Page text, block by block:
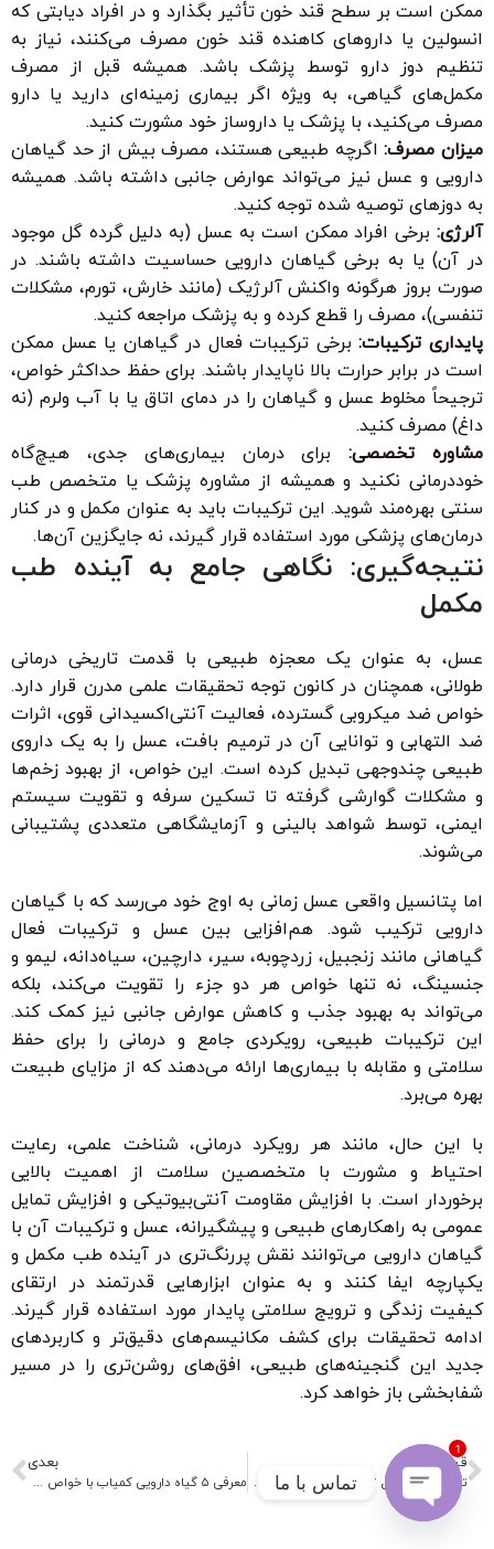
ممکن است بر سطح قند خون تأثیر بگذارد و در افراد دیابتی که
انسولین یا داروهای کاهنده قند خون مصرف می‌کنند، نیاز به
تنظیم دوز دارو توسط پزشک باشد. همیشه قبل از مصرف
مکمل‌های گیاهی، به ویژه اگر بیماری زمینه‌ای دارید یا دارو
مصرف می‌کنید، با پزشک یا داروساز خود مشورت کنید.
میزان مصرف:اگرچه طبیعی هستند، مصرف بیش از حد گیاهان
دارویی و عسل نیز می‌تواند عوارض جانبی داشته باشد. همیشه
به دوزهای توصیه شده توجه کنید.
آلرژی: برخی افراد ممکن است به عسل (به دلیل گرده گل موجود
در آن) یا به برخی گیاهان دارویی حساسیت داشته باشند. در
صورت بروز هرگونه واکنش آلرژیک (مانند خارش، تورم، مشکلات
تنفسی)، مصرف را قطع کرده و به پزشک مراجعه کنید.
پایداری ترکیبات:برخی ترکیبات فعال در گیاهان یا عسل ممکن
است در برابر حرارت بالا ناپایدار باشند. برای حفظ حداکثر خواص،
ترجیحاً مخلوط عسل و گیاهان را در دمای اتاق یا با آب ولرم (نه
داغ) مصرف کنید.
مشاوره تخصصی:برای درمان بیماری‌های جدی، هیچ‌گاه
خوددرمانی نکنید و همیشه از مشاوره پزشک یا متخصص طب
سنتی بهره‌مند شوید. این ترکیبات باید به عنوان مکمل و در کنار
درمان‌های پزشکی مورد استفاده قرار گیرند، نه جایگزین آن‌ها.
نتیجه‌گیری: نگاهی جامع به آینده طب
مکمل
عسل، به عنوان یک معجزه طبیعی با قدمت تاریخی درمانی
طولانی، همچنان در کانون توجه تحقیقات علمی مدرن قرار دارد.
خواص ضد میکروبی گسترده، فعالیت آنتی‌اکسیدانی قوی، اثرات
ضد التهابی و توانایی آن در ترمیم بافت، عسل را به یک داروی
طبیعی چندوجهی تبدیل کرده است. این خواص، از بهبود زخم‌ها
و مشکلات گوارشی گرفته تا تسکین سرفه و تقویت سیستم
ایمنی، توسط شواهد بالینی و آزمایشگاهی متعددی پشتیبانی
می‌شوند.
اما پتانسیل واقعی عسل زمانی به اوج خود می‌رسد که با گیاهان
دارویی ترکیب شود. هم‌افزایی بین عسل و ترکیبات فعال
گیاهانی مانند زنجبیل، زردچوبه، سیر، دارچین، سیاه‌دانه، لیمو و
جنسینگ، نه تنها خواص هر دو جزء را تقویت می‌کند، بلکه
می‌تواند به بهبود جذب و کاهش عوارض جانبی نیز کمک کند.
این ترکیبات طبیعی، رویکردی جامع و درمانی را برای حفظ
سلامتی و مقابله با بیماری‌ها ارائه می‌دهند که از مزایای طبیعت
بهره می‌برد.
با این حال، مانند هر رویکرد درمانی، شناخت علمی، رعایت
احتیاط و مشورت با متخصصین سلامت از اهمیت بالایی
برخوردار است. با افزایش مقاومت آنتی‌بیوتیکی و افزایش تمایل
عمومی به راهکارهای طبیعی و پیشگیرانه، عسل و ترکیبات آن با
گیاهان دارویی می‌توانند نقش پررنگ‌تری در آینده طب مکمل و
یکپارچه ایفا کنند و به عنوان ابزارهایی قدرتمند در ارتقای
کیفیت زندگی و ترویج سلامتی پایدار مورد استفاده قرار گیرند.
ادامه تحقیقات برای کشف مکانیسم‌های دقیق‌تر و کاربردهای
جدید این گنجینه‌های طبیعی، افق‌های روشن‌تری را در مسیر
شفابخشی باز خواهد کرد.
قبل
تاریخچه و تکامل استفاده از گیاهان دارویی در طب سنتی ایران
بعدی
معرفی ۵ گیاه دارویی کمیاب با خواص درمانی منحصر به فرد تماس با ما
1